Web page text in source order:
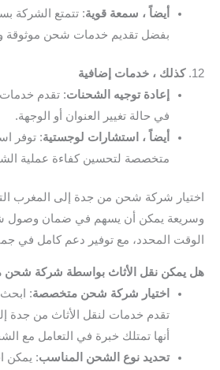
أيضاً ، سمعة قوية: تتمتع الشركة
بفضل تقديم خدمات شحن موثوقة
12. كذلك ، خدمات إضافية
إعادة توجيه الشحنات: تقدم
في حالة تغيير العنوان أو الوجهة.
أيضاً ، استشارات لوجستية: توفر
متخصصة لتحسين كفاءة عملية
اختيار شركة شحن من جدة إلى المغرب
وسريعة يمكن أن يسهم في ضمان وصول
الوقت المحدد، مع توفير دعم كامل في
هل يمكن نقل الأثاث بواسطة شركة شحن
اختيار شركة شحن متخصصة:
تقدم خدمات لنقل الأثاث من جدة
أنها تمتلك خبرة في التعامل مع
تحديد نوع الشحن المناسب: يمكن